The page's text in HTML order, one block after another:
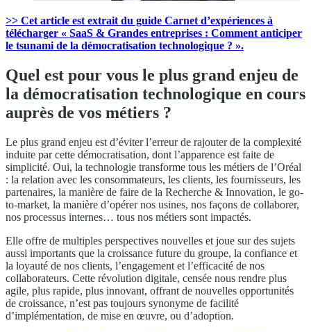
>> Cet article est extrait du guide Carnet d’expériences à
télécharger « SaaS & Grandes entreprises : Comment anticiper
le tsunami de la démocratisation technologique ? ».
Quel est pour vous le plus grand enjeu de
la démocratisation technologique en cours
auprès de vos métiers ?
Le plus grand enjeu est d’éviter l’erreur de rajouter de la complexité
induite par cette démocratisation, dont l’apparence est faite de
simplicité. Oui, la technologie transforme tous les métiers de l’Oréal
: la relation avec les consommateurs, les clients, les fournisseurs, les
partenaires, la manière de faire de la Recherche & Innovation, le go-
to-market, la manière d’opérer nos usines, nos façons de collaborer,
nos processus internes… tous nos métiers sont impactés.
Elle offre de multiples perspectives nouvelles et joue sur des sujets
aussi importants que la croissance future du groupe, la confiance et
la loyauté de nos clients, l’engagement et l’efficacité de nos
collaborateurs. Cette révolution digitale, censée nous rendre plus
agile, plus rapide, plus innovant, offrant de nouvelles opportunités
de croissance, n’est pas toujours synonyme de facilité
d’implémentation, de mise en œuvre, ou d’adoption.